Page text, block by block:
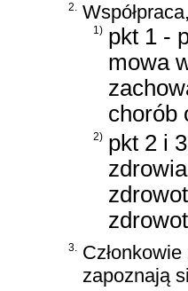
2.
1) pkt 1 -
mowa
chorób
2) pkt 2 i
3.
zapoznają